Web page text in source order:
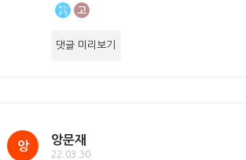
고
댓글 미리보기
앙
앙문재
22.03.30